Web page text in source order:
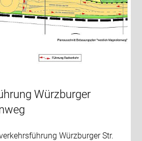
Würzburger
Würzburger Str.